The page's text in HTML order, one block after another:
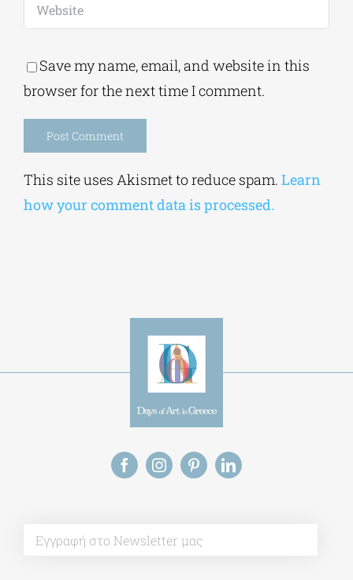
Save my name, email, and website in this
browser for the next time I comment.
This site uses Akismet to reduce spam. Learn
how your comment data is processed.